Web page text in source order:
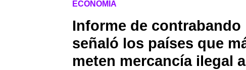
ECONOMÍA
Informe de contrabando
señaló los países que
meten mercancía ilegal a